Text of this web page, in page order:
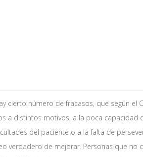
cierto número de fracasos, que según el
a distintos motivos, a la poca capacidad
del paciente o a la falta de
verdadero de mejorar. Personas que no